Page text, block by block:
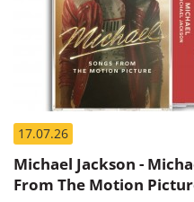
17.07.26
Michael Jackson -
From The Motion